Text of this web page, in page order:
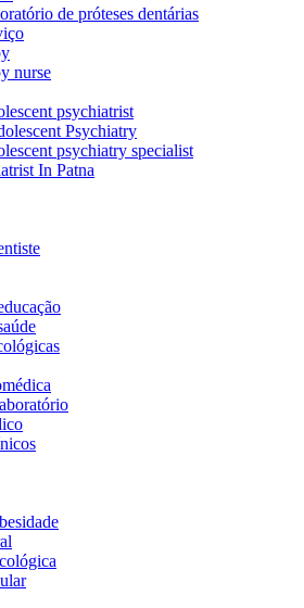
de próteses dentárias
nurse
psychiatrist
Psychiatry
psychiatry specialist
In Patna